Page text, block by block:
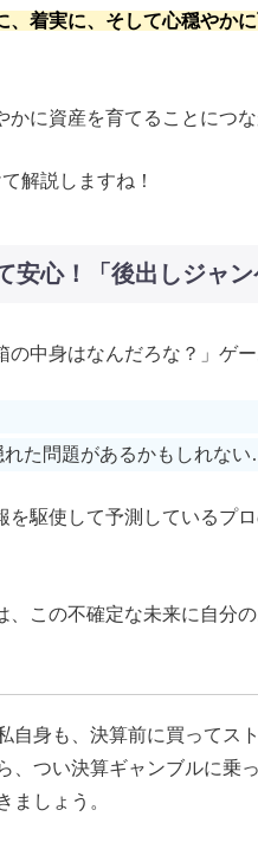
着実に、そして心穏やかに
に資産を育てることにつ
解説しますね！
安心！「後出しジャ
中身はなんだろな？」ゲ
れた問題があるかもしれない
を駆使して予測しているプ
この不確定な未来に自分
自身も、決算前に買ってス
、つい決算ギャンブルに乗
ましょう。